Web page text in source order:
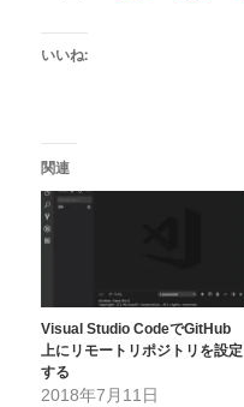
いいね:
関連
Visual Studio CodeでGitHub
上にリモートリポジトリを設定
する
2018年7月11日